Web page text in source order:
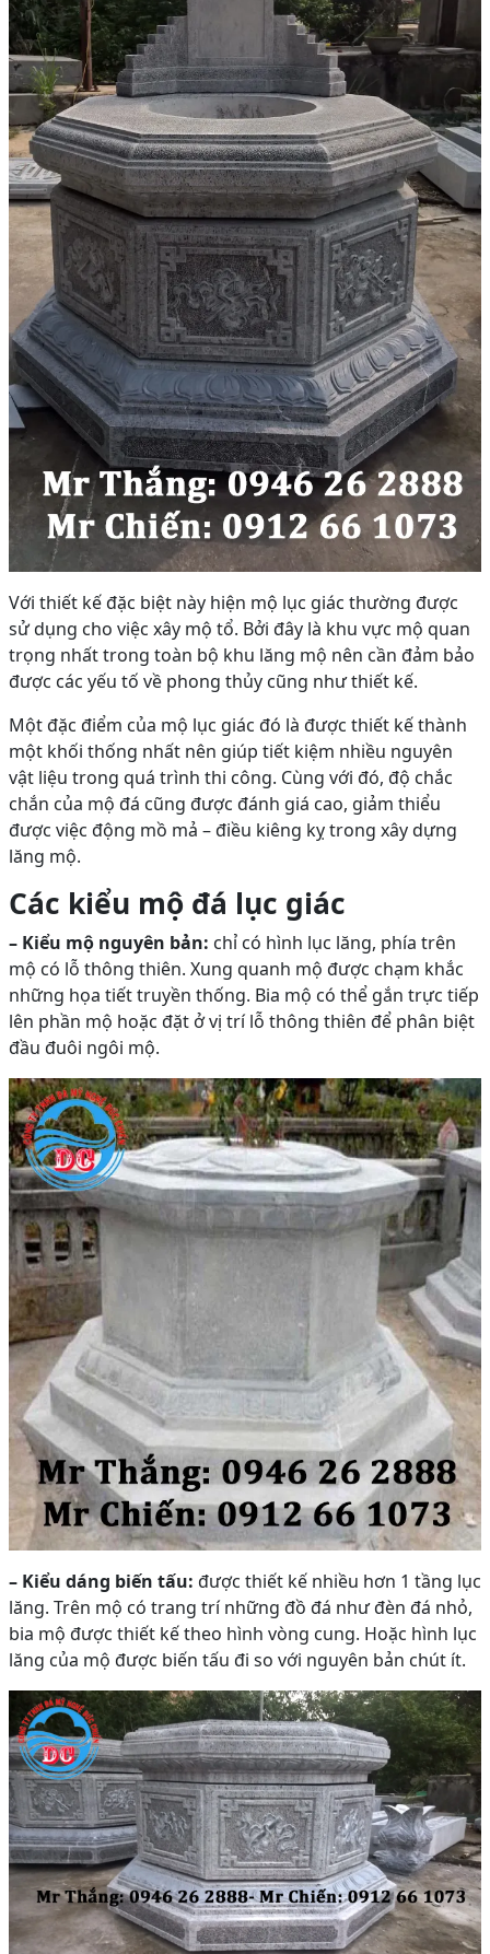
Với thiết kế đặc biệt này hiện mộ lục giác thường được
sử dụng cho việc xây mộ tổ. Bởi đây là khu vực mộ quan
trọng nhất trong toàn bộ khu lăng mộ nên cần đảm bảo
được các yếu tố về phong thủy cũng như thiết kế.
Một đặc điểm của mộ lục giác đó là được thiết kế thành
một khối thống nhất nên giúp tiết kiệm nhiều nguyên
vật liệu trong quá trình thi công. Cùng với đó, độ chắc
chắn của mộ đá cũng được đánh giá cao, giảm thiểu
được việc động mồ mả – điều kiêng kỵ trong xây dựng
lăng mộ.
Các kiểu mộ đá lục giác
– Kiểu mộ nguyên bản: chỉ có hình lục lăng, phía trên
mộ có lỗ thông thiên. Xung quanh mộ được chạm khắc
những họa tiết truyền thống. Bia mộ có thể gắn trực tiếp
lên phần mộ hoặc đặt ở vị trí lỗ thông thiên để phân biệt
đầu đuôi ngôi mộ.
– Kiểu dáng biến tấu: được thiết kế nhiều hơn 1 tầng lục
lăng. Trên mộ có trang trí những đồ đá như đèn đá nhỏ,
bia mộ được thiết kế theo hình vòng cung. Hoặc hình lục
lăng của mộ được biến tấu đi so với nguyên bản chút ít.